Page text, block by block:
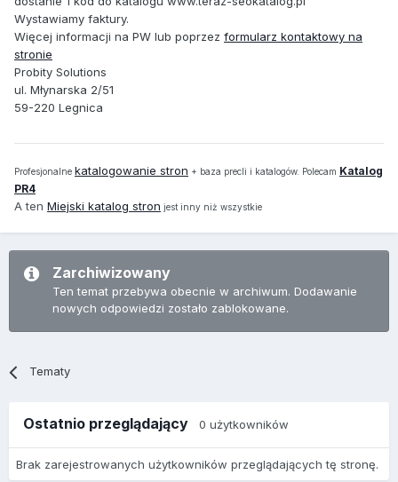
Wystawiamy faktury.
Więcej informacji na PW lub poprzez formularz kontaktowy na
stronie
Probity Solutions
ul. Młynarska 2/51
59-220 Legnica
Profesjonalne katalogowanie stron + baza precli i katalogów. Polecam Katalog
PR4
A ten Miejski katalog stron jest inny niż wszystkie
Zarchiwizowany
Ten temat przebywa obecnie w archiwum. Dodawanie
nowych odpowiedzi zostało zablokowane.
Tematy
Ostatnio przeglądający 0 użytkowników
Brak zarejestrowanych użytkowników przeglądających tę stronę.